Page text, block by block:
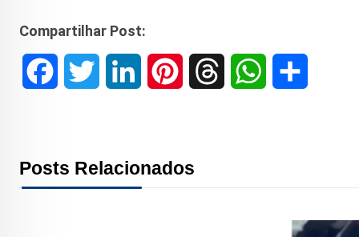
Compartilhar Post:
e t k t
Posts Relacionados